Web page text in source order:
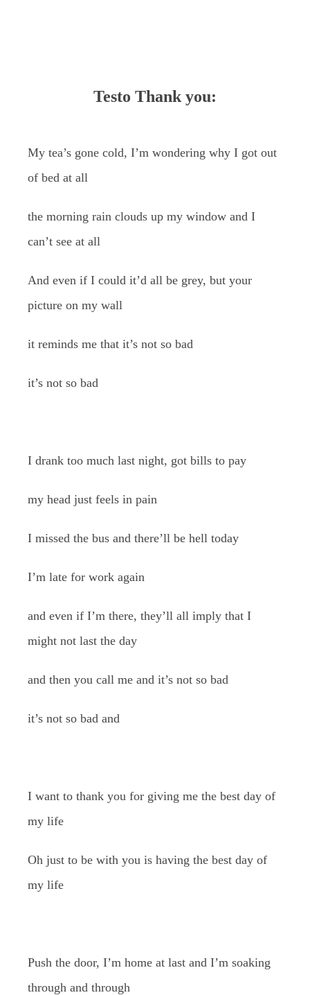
Testo Thank you:
My tea’s gone cold, I’m wondering why I got out
of bed at all
the morning rain clouds up my window and I
can’t see at all
And even if I could it’d all be grey, but your
picture on my wall
it reminds me that it’s not so bad
it’s not so bad
I drank too much last night, got bills to pay
my head just feels in pain
I missed the bus and there’ll be hell today
I’m late for work again
and even if I’m there, they’ll all imply that I
might not last the day
and then you call me and it’s not so bad
it’s not so bad and
I want to thank you for giving me the best day of
my life
Oh just to be with you is having the best day of
my life
Push the door, I’m home at last and I’m soaking
through and through